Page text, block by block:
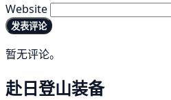
Website
发表评论
暂无评论。
赴日登山装备